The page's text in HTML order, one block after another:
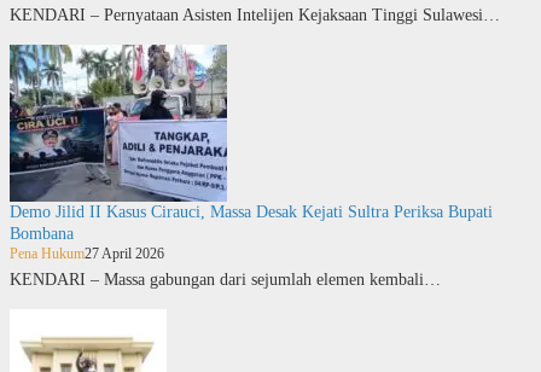
KENDARI – Pernyataan Asisten Intelijen Kejaksaan Tinggi Sulawesi…
Demo Jilid II Kasus Cirauci, Massa Desak Kejati Sultra Periksa Bupati
Bombana
Pena Hukum27 April 2026
KENDARI – Massa gabungan dari sejumlah elemen kembali…